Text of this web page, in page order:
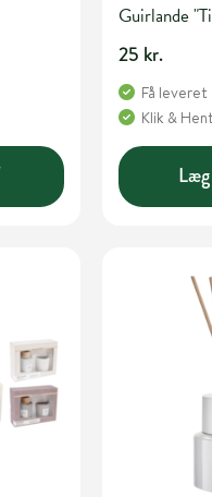
Guirlande
25 kr.
Få leveret
Klik & Hent